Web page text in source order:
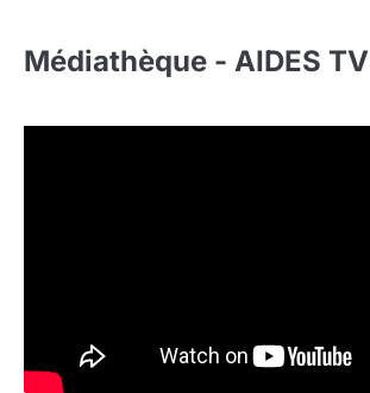
Médiathèque - AIDES TV